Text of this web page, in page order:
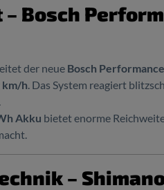
Bosch
der neue Bosch
km/h. Das System reagiert
Akku bietet enorme
– Shimano